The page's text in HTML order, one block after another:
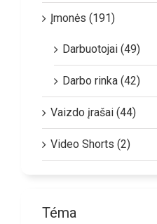
Įmonės (191)
Darbuotojai (49)
Darbo rinka (42)
Vaizdo įrašai (44)
Video Shorts (2)
Téma